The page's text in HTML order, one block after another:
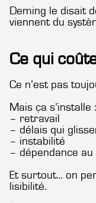
Deming le disait
viennent du
Ce qui
Ce n’est pas
Mais ça s’installe :
– retravail
– délais qui
– instabilité
– dépendance
Et surtout… on
lisibilité.